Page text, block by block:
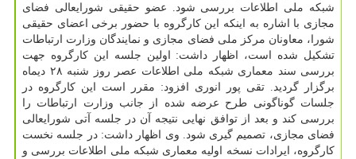
شبكه ملی اطلاعات بررسی شود. عضو حقیقی شورایعالی فضای
مجازی با اشاره به اینكه این كارگروه با حضور برخی اعضای حقیقی
شورا، معاونان مركز ملی فضای مجازی و نمایندگان وزارت ارتباطات
تشكیل شده است، اظهار داشت: اولین جلسه این كارگروه جهت
بررسی سند معماری شبكه ملی اطلاعات عصر روز شنبه ۲۸ دیماه
برگزار گردید. تقی پور انوری افزود: مقرر است این كارگروه در
جلسات گوناگونی طرح عرضه شده از جانب وزارت ارتباطات را
بررسی كند و بعد از توافق نهایی نتیجه آن در جلسه آتی شورایعالی
فضای مجازی، تصمیم گیری شود. وی اظهار داشت: در جلسه نخست
كارگروه، ایرادات نسخه اولیه معماری شبكه ملی اطلاعات بررسی و